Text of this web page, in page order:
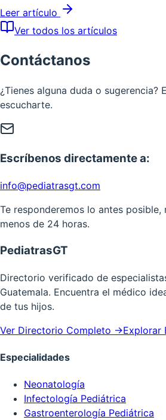
Leer artículo
Ver todos los artículos
Contáctanos
¿Tienes alguna duda o sugerencia?
escucharte.
Escríbenos directamente a:
info@pediatrasgt.com
Te responderemos lo antes posible,
menos de 24 horas.
PediatrasGT
Directorio verificado de
Guatemala. Encuentra el médico
de tus hijos.
Ver Directorio Completo →Explorar
Especialidades
Neonatología
Infectología Pediátrica
Gastroenterología Pediátrica